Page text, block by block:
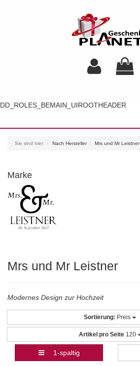
DD_ROLES_BEMAIN_UIROOTHEADER
Sie sind hier: Nach Hersteller Mrs und Mr Leistner
Marke
Mrs und Mr Leistner
Modernes Design zur Hochzeit
Sortierung: Preis
Artikel pro Seite 120
1-spaltig